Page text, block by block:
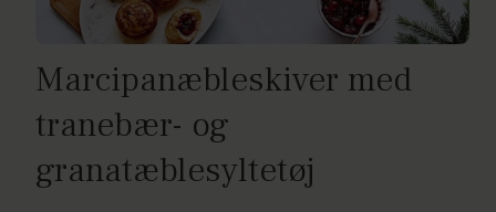
Marcipanæbleskiver med
tranebær- og
granatæblesyltetøj